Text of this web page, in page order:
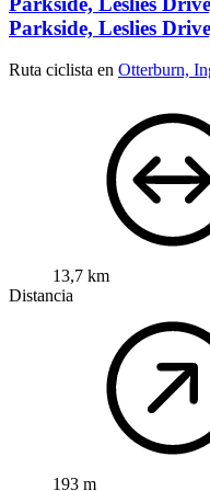
Parkside, Leslies
Ruta ciclista en Otterburn,
13,7 km
Distancia
193 m